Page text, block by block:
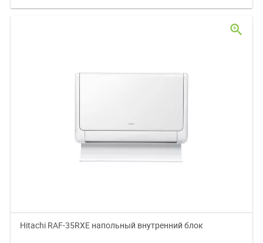
Hitachi RAF-35RXE напольный внутренний блок
zoom_in